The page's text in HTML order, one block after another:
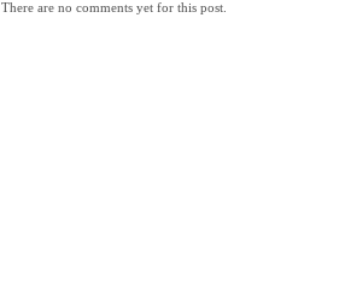
There are no comments yet for this post.